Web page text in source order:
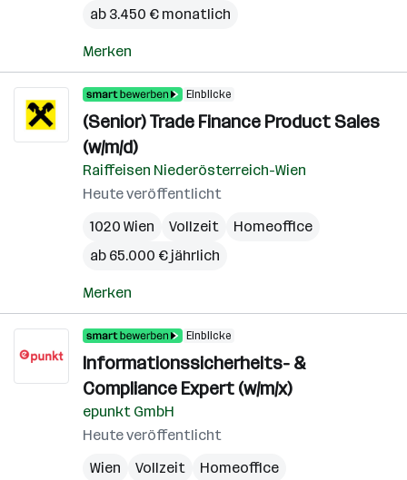
ab 3.450 € monatlich
Merken
Einblicke
(Senior) Trade Finance Product Sales
(w/m/d)
Raiffeisen Niederösterreich-Wien
Heute veröffentlicht
1020 Wien
Vollzeit
Homeoffice
ab 65.000 € jährlich
Merken
Einblicke
Informationssicherheits- &
Compliance Expert (w/m/x)
epunkt GmbH
Heute veröffentlicht
Wien
Vollzeit
Homeoffice